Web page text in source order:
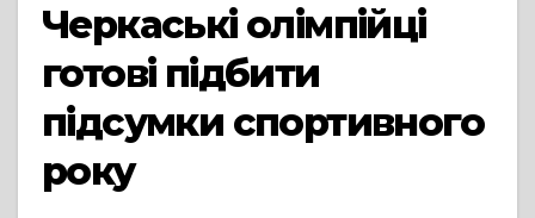
Черкаські олімпійці
готові підбити
підсумки спортивного
року